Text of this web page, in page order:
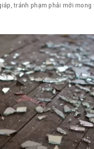
tránh phạm phải mới mong